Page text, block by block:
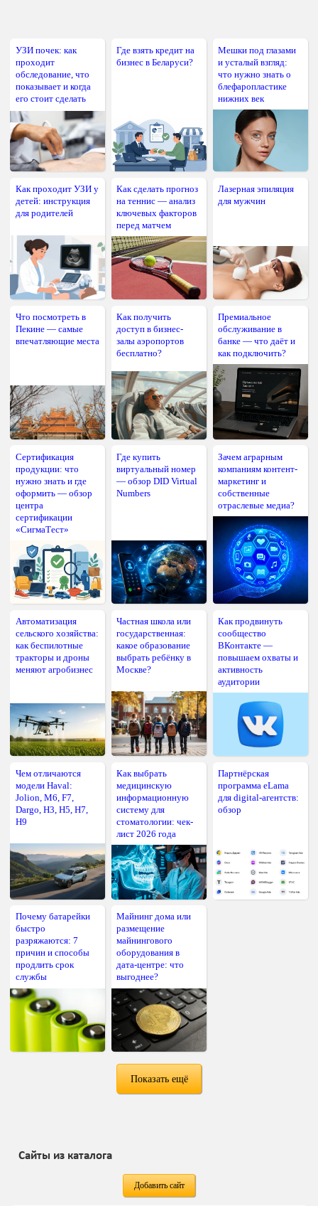
УЗИ почек: как
проходит
обследование, что
показывает и когда
его стоит сделать
Где взять кредит на
бизнес в Беларуси?
Мешки под глазами
и усталый взгляд:
что нужно знать о
блефаропластике
нижних век
Как проходит УЗИ у
детей: инструкция
для родителей
Как сделать прогноз
на теннис — анализ
ключевых факторов
перед матчем
Лазерная эпиляция
для мужчин
Что посмотреть в
Пекине — самые
впечатляющие места
Как получить
доступ в бизнес-
залы аэропортов
бесплатно?
Премиальное
обслуживание в
банке — что даёт и
как подключить?
Сертификация
продукции: что
нужно знать и где
оформить — обзор
центра
сертификации
«СигмаТест»
Где купить
виртуальный номер
— обзор DID Virtual
Numbers
Зачем аграрным
компаниям контент-
маркетинг и
собственные
отраслевые медиа?
Автоматизация
сельского хозяйства:
как беспилотные
тракторы и дроны
меняют агробизнес
Частная школа или
государственная:
какое образование
выбрать ребёнку в
Москве?
Как продвинуть
сообщество
ВКонтакте —
повышаем охваты и
активность
аудитории
Чем отличаются
модели Haval:
Jolion, M6, F7,
Dargo, H3, H5, H7,
H9
Как выбрать
медицинскую
информационную
систему для
стоматологии: чек-
лист 2026 года
Партнёрская
программа eLama
для digital-агентств:
обзор
Почему батарейки
быстро
разряжаются: 7
причин и способы
продлить срок
службы
Майнинг дома или
размещение
майнингового
оборудования в
дата-центре: что
выгоднее?
Показать ещё
Сайты из каталога
Добавить сайт